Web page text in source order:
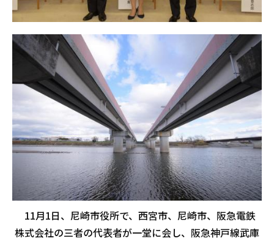
11月1日、尼崎市役所で、西宮市、尼崎市、阪急電鉄
株式会社の三者の代表者が一堂に会し、阪急神戸線武庫